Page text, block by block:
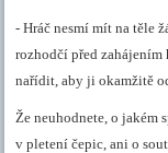
- Hráč nesmí mít na těle
rozhodčí před zahájením
nařídit, aby ji okamžitě
Že neuhodnete, o jakém
v pletení čepic, ani o